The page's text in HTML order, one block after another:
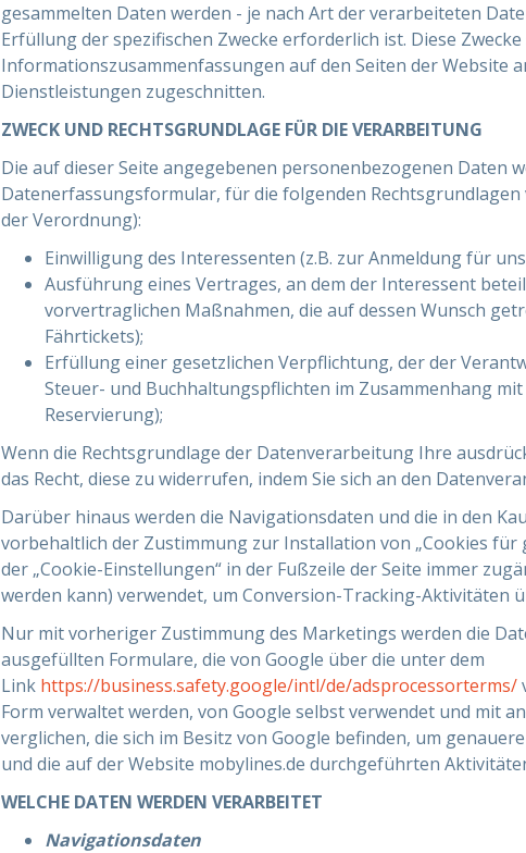
gesammelten Daten werden - je nach Art der verarbeiteten
Erfüllung der spezifischen Zwecke erforderlich ist. Diese
Informationszusammenfassungen auf den Seiten der Website
Dienstleistungen zugeschnitten.
ZWECK UND RECHTSGRUNDLAGE FÜR DIE VERARBEITUNG
Die auf dieser Seite angegebenen personenbezogenen Daten
Datenerfassungsformular, für die folgenden Rechtsgrundlagen
der Verordnung):
Einwilligung des Interessenten (z.B. zur Anmeldung für
Ausführung eines Vertrages, an dem der Interessent
vorvertraglichen Maßnahmen, die auf dessen Wunsch
Fährtickets);
Erfüllung einer gesetzlichen Verpflichtung, der der
Steuer- und Buchhaltungspflichten im Zusammenhang
Reservierung);
Wenn die Rechtsgrundlage der Datenverarbeitung Ihre
das Recht, diese zu widerrufen, indem Sie sich an den
Darüber hinaus werden die Navigationsdaten und die in den
vorbehaltlich der Zustimmung zur Installation von „Cookies für
der „Cookie-Einstellungen“ in der Fußzeile der Seite immer
werden kann) verwendet, um Conversion-Tracking-Aktivitäten
Nur mit vorheriger Zustimmung des Marketings werden die
ausgefüllten Formulare, die von Google über die unter dem
Link https://business.safety.google/intl/de/adsprocessorterms/
Form verwaltet werden, von Google selbst verwendet und mit
verglichen, die sich im Besitz von Google befinden, um
und die auf der Website mobylines.de durchgeführten
WELCHE DATEN WERDEN VERARBEITET
Navigationsdaten